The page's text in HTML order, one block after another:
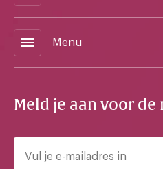
menu Menu
Meld je aan voor